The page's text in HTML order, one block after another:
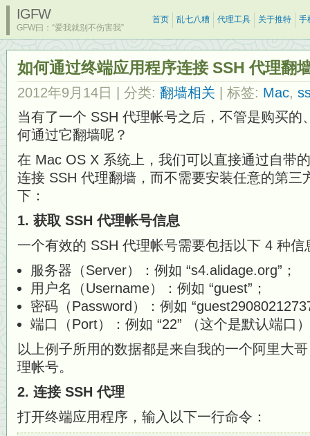
IGFW
GFW曰：“爱我就别不伤害我”
首页 乱七八糟 代理工具 关于推特 手
如何通过终端应用程序连接 SSH 代理翻
2012年9月14日 | 分类: 翻墙相关 | 标签: Mac,
当有了一个 SSH 代理帐号之后，不管是购买的
何通过它翻墙呢？
在 Mac OS X 系统上，我们可以直接通过自带
连接 SSH 代理翻墙，而不需要安装任意的第三
下：
1. 获取 SSH 代理帐号信息
一个有效的 SSH 代理帐号需要包括以下 4 种信
服务器（Server）：例如 “s4.alidage.org”；
用户名（Username）：例如 “guest”；
密码（Password）：例如
端口（Port）：例如 “22” （这个是默认端口
以上例子所用的数据都是来自我的一个阿里大
理帐号。
2. 连接 SSH 代理
打开终端应用程序，输入以下一行命令：